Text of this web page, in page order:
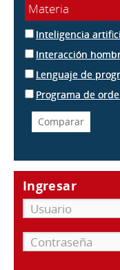
Materia
Inteligencia
Interacción
Lenguaje de
Programa de
Ingresar